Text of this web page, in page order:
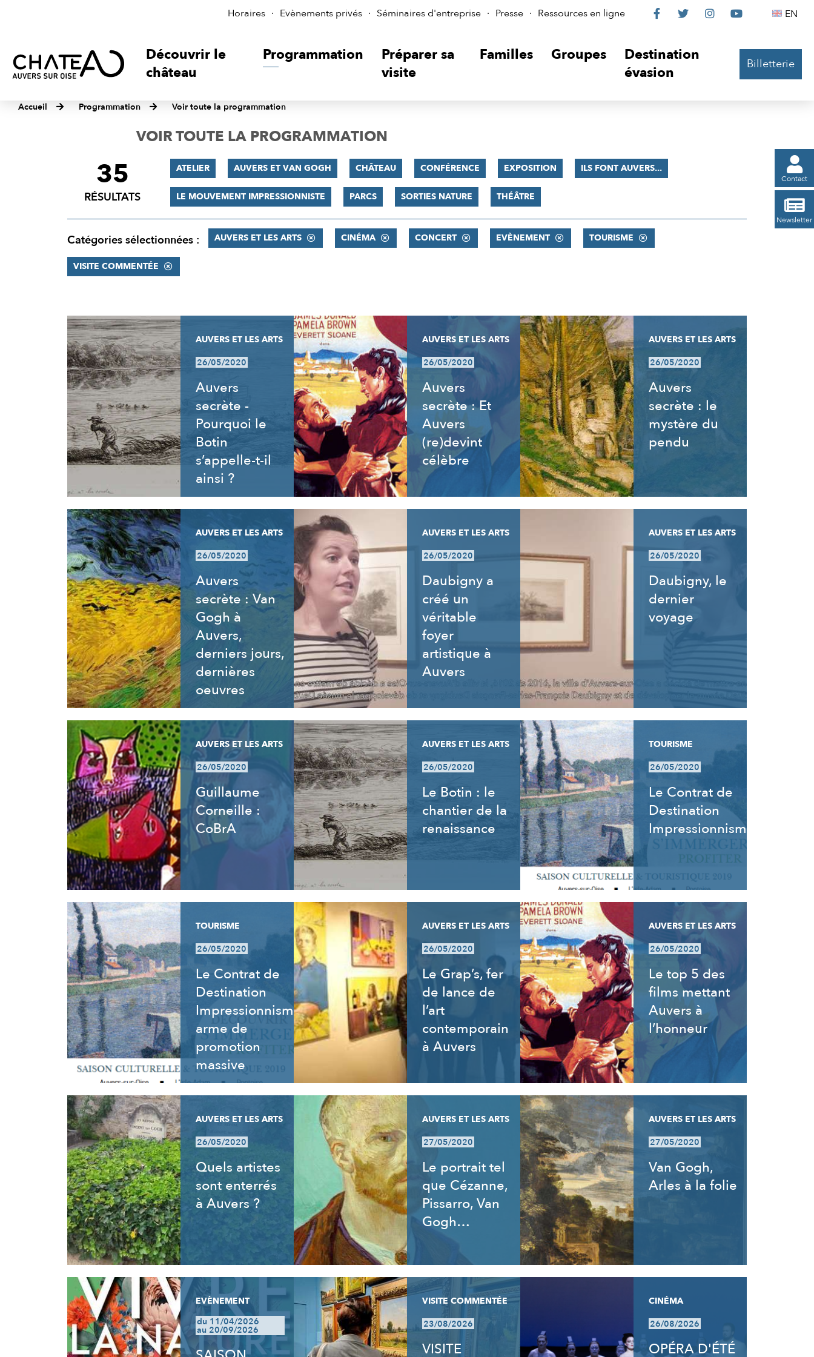
Horaires Evènements privés Séminaires d'entreprise Presse Ressources en ligne
Le
sur

Le

Le

Le
 EN
Découvrir le
château
Programmation
Préparer sa
visite
Familles Groupes
Destination
évasion
Billetterie
Accueil Programmation Voir toute la programmation

Contact

Newsletter
VOIR TOUTE LA PROGRAMMATION
FILTRER
RÉSULTATS
35
RÉSULTATS
ATELIER AUVERS ET VAN GOGH CHÂTEAU CONFÉRENCE EXPOSITION ILS FONT AUVERS...
LE MOUVEMENT IMPRESSIONNISTE PARCS SORTIES NATURE THÉÂTRE
Catégories sélectionnées : AUVERS ET LES ARTS CINÉMA CONCERT EVÈNEMENT TOURISME
VISITE COMMENTÉE
RÉSULTATS
AUVERS ET LES ARTS
26/05/2020
Auvers
secrète -
Pourquoi le
Botin
s’appelle-t-il
ainsi ?
AUVERS ET LES ARTS
26/05/2020
Auvers
secrète : Et
Auvers
(re)devint
célèbre
AUVERS ET LES ARTS
26/05/2020
Auvers
secrète : le
mystère du
pendu
AUVERS ET LES ARTS
26/05/2020
Auvers
secrète : Van
Gogh à
Auvers,
derniers jours,
dernières
oeuvres
AUVERS ET LES ARTS
26/05/2020
Daubigny a
créé un
véritable
foyer
artistique à
Auvers
AUVERS ET LES ARTS
26/05/2020
Daubigny, le
dernier
voyage
AUVERS ET LES ARTS
26/05/2020
Guillaume
Corneille :
CoBrA
AUVERS ET LES ARTS
26/05/2020
Le Botin : le
chantier de la
renaissance
TOURISME
26/05/2020
Le Contrat de
Destination
Impressionnisme
TOURISME
26/05/2020
Le Contrat de
Destination
Impressionnisme,
arme de
promotion
massive
AUVERS ET LES ARTS
26/05/2020
Le Grap’s, fer
de lance de
l’art
contemporain
à Auvers
AUVERS ET LES ARTS
26/05/2020
Le top 5 des
films mettant
Auvers à
l’honneur
AUVERS ET LES ARTS
26/05/2020
Quels artistes
sont enterrés
à Auvers ?
AUVERS ET LES ARTS
27/05/2020
Le portrait tel
que Cézanne,
Pissarro, Van
Gogh…
AUVERS ET LES ARTS
27/05/2020
Van Gogh,
Arles à la folie
EVÈNEMENT
du 11/04/2026
au 20/09/2026
VISITE COMMENTÉE
23/08/2026
VISITE
CINÉMA
26/08/2026
OPÉRA D'ÉTÉ